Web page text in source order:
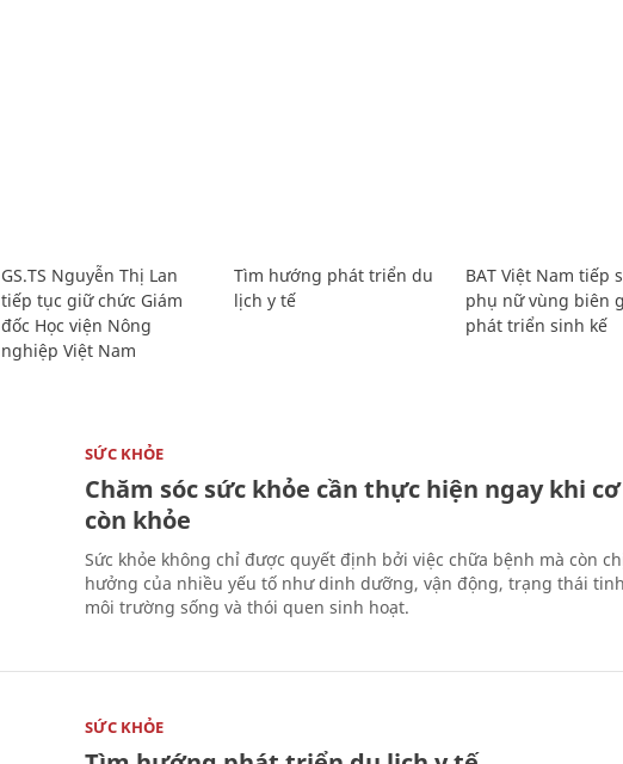
GS.TS Nguyễn Thị Lan
tiếp tục giữ chức Giám
đốc Học viện Nông
nghiệp Việt Nam
Tìm hướng phát triển du
lịch y tế
BAT Việt Nam tiếp
phụ nữ vùng biên
phát triển sinh kế
SỨC KHỎE
Chăm sóc sức khỏe cần thực hiện ngay khi
còn khỏe
Sức khỏe không chỉ được quyết định bởi việc chữa bệnh mà còn
hưởng của nhiều yếu tố như dinh dưỡng, vận động, trạng thái
môi trường sống và thói quen sinh hoạt.
SỨC KHỎE